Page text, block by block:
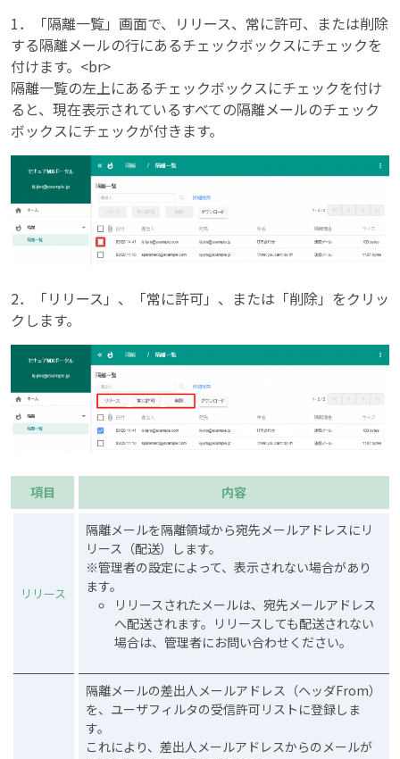
1．「隔離一覧」画面で、リリース、常に許可、または削除
する隔離メールの行にあるチェックボックスにチェックを
付けます。<br>
隔離一覧の左上にあるチェックボックスにチェックを付け
ると、現在表示されているすべての隔離メールのチェック
ボックスにチェックが付きます。
2．「リリース」、「常に許可」、または「削除」をクリッ
クします。
項目 内容
リリース
隔離メールを隔離領域から宛先メールアドレスにリ
リース（配送）します。
※管理者の設定によって、表示されない場合があり
ます。
リリースされたメールは、宛先メールアドレス
へ配送されます。リリースしても配送されない
場合は、管理者にお問い合わせください。
隔離メールの差出人メールアドレス（ヘッダFrom）
を、ユーザフィルタの受信許可リストに登録しま
す。
これにより、差出人メールアドレスからのメールが